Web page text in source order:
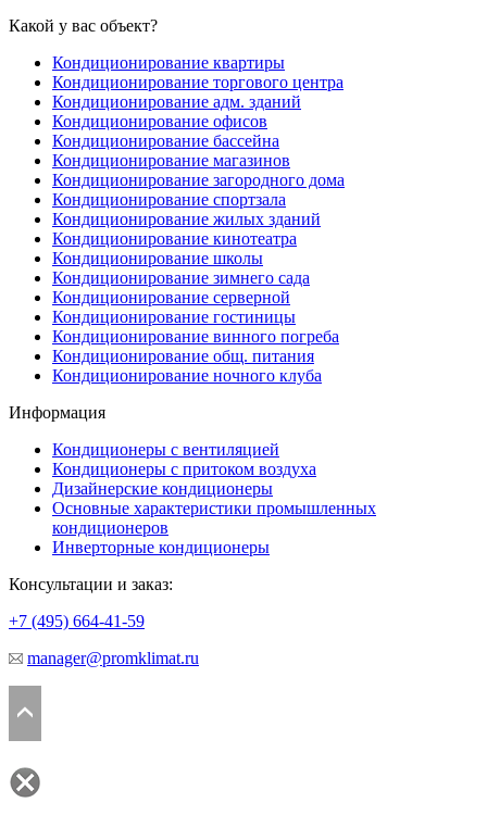
Какой у вас объект?
Кондиционирование квартиры
Кондиционирование торгового центра
Кондиционирование адм. зданий
Кондиционирование офисов
Кондиционирование бассейна
Кондиционирование магазинов
Кондиционирование загородного дома
Кондиционирование спортзала
Кондиционирование жилых зданий
Кондиционирование кинотеатра
Кондиционирование школы
Кондиционирование зимнего сада
Кондиционирование серверной
Кондиционирование гостиницы
Кондиционирование винного погреба
Кондиционирование общ. питания
Кондиционирование ночного клуба
Информация
Кондиционеры с вентиляцией
Кондиционеры с притоком воздуха
Дизайнерские кондиционеры
Основные характеристики промышленных
кондиционеров
Инверторные кондиционеры
Консультации и заказ:
+7 (495) 664-41-59
manager@promklimat.ru